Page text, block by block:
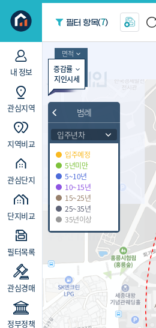
내 정보
관심지역
지역비교
관심단지
단지비교
필터목록
관심경매
정부정책
필터 항목(7)
범례
입주년차
입주예정
5년미만
5~10년
10~15년
15~25년
25~35년
35년이상
면적
증감률
지인시세